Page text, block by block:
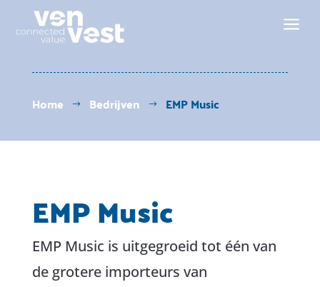
a
Home $ Bedrijven $ EMP Music
EMP Music
EMP Music is uitgegroeid tot één van
de grotere importeurs van